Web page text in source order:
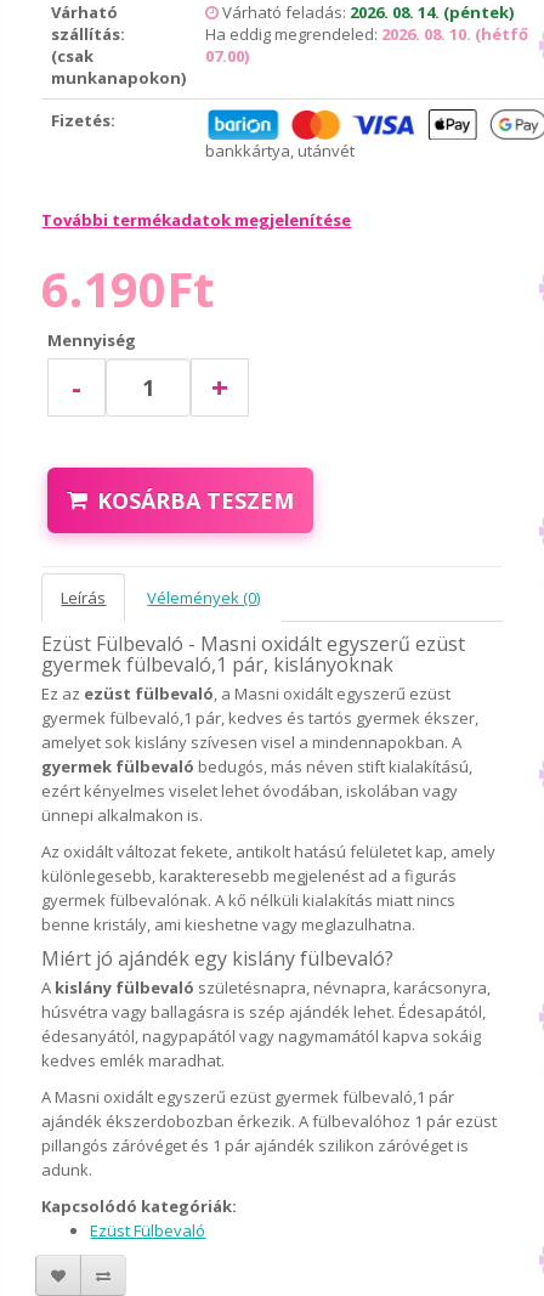
Várható
szállítás:
(csak
munkanapokon)
Várható feladás: 2026. 08. 14. (péntek)
Ha eddig megrendeled: 2026. 08. 10. (hétfő
07.00)
Fizetés:
bankkártya, utánvét
További termékadatok megjelenítése
6.190Ft
Mennyiség
- +
KOSÁRBA TESZEM
Leírás Vélemények (0)
Ezüst Fülbevaló - Masni oxidált egyszerű ezüst
gyermek fülbevaló,1 pár, kislányoknak
Ez az ezüst fülbevaló, a Masni oxidált egyszerű ezüst
gyermek fülbevaló,1 pár, kedves és tartós gyermek ékszer,
amelyet sok kislány szívesen visel a mindennapokban. A
gyermek fülbevaló bedugós, más néven stift kialakítású,
ezért kényelmes viselet lehet óvodában, iskolában vagy
ünnepi alkalmakon is.
Az oxidált változat fekete, antikolt hatású felületet kap, amely
különlegesebb, karakteresebb megjelenést ad a figurás
gyermek fülbevalónak. A kő nélküli kialakítás miatt nincs
benne kristály, ami kieshetne vagy meglazulhatna.
Miért jó ajándék egy kislány fülbevaló?
A kislány fülbevaló születésnapra, névnapra, karácsonyra,
húsvétra vagy ballagásra is szép ajándék lehet. Édesapától,
édesanyától, nagypapától vagy nagymamától kapva sokáig
kedves emlék maradhat.
A Masni oxidált egyszerű ezüst gyermek fülbevaló,1 pár
ajándék ékszerdobozban érkezik. A fülbevalóhoz 1 pár ezüst
pillangós záróvéget és 1 pár ajándék szilikon záróvéget is
adunk.
Kapcsolódó kategóriák:
Ezüst Fülbevaló